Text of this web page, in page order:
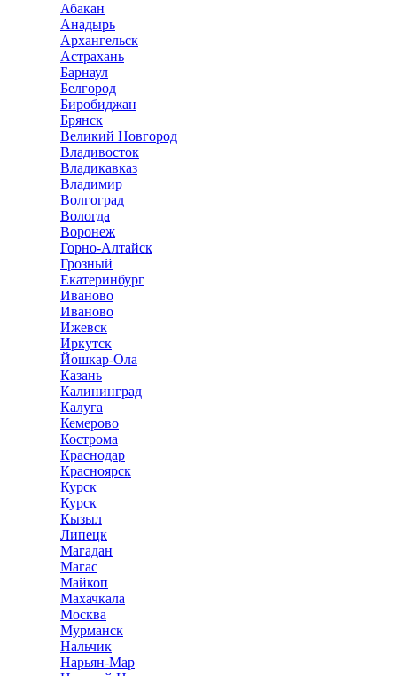
Абакан
Анадырь
Архангельск
Астрахань
Барнаул
Белгород
Биробиджан
Брянск
Великий Новгород
Владивосток
Владикавказ
Владимир
Волгоград
Вологда
Воронеж
Горно-Алтайск
Грозный
Екатеринбург
Иваново
Иваново
Ижевск
Иркутск
Йошкар-Ола
Казань
Калининград
Калуга
Кемерово
Кострома
Краснодар
Красноярск
Курск
Курск
Кызыл
Липецк
Магадан
Магас
Майкоп
Махачкала
Москва
Мурманск
Нальчик
Нарьян-Мар